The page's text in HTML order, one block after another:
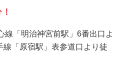
線「明治神宮前駅」6番出口よ
線「原宿駅」表参道口より徒